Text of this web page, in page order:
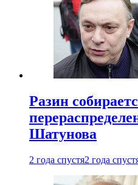
Разин
Шатунова
2 года спустя2 года